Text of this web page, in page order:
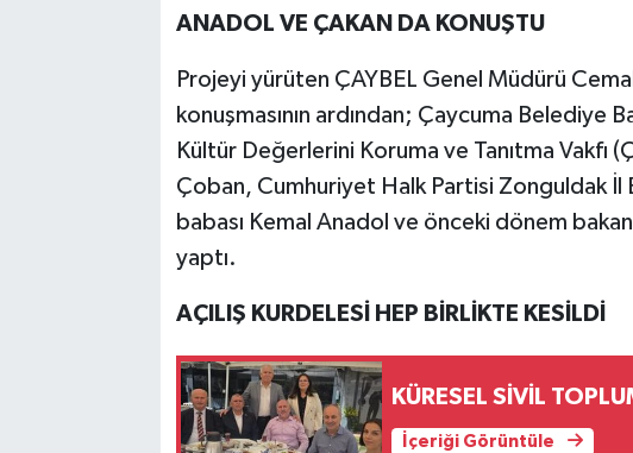
ANADOL VE ÇAKAN DA KONUŞTU
Projeyi yürüten ÇAYBEL Genel Müdürü Cemal
konuşmasının ardından; Çaycuma Belediye
Kültür Değerlerini Koruma ve Tanıtma Vakfı
Çoban, Cumhuriyet Halk Partisi Zonguldak İl
babası Kemal Anadol ve önceki dönem
yaptı.
AÇILIŞ KURDELESİ HEP BİRLİKTE KESİLDİ
KÜRESEL SİVİL
İçeriği Görüntüle